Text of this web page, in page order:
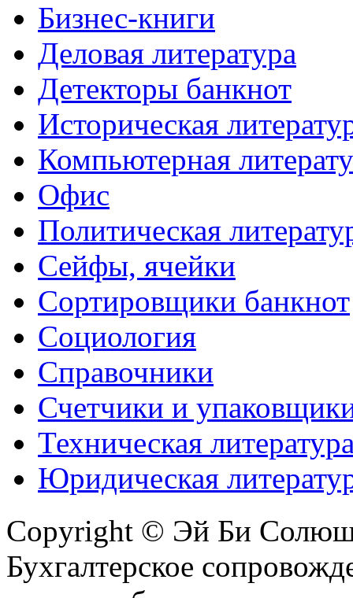
Бизнес-книги
Деловая литература
Детекторы банкнот
Историческая
Компьютерная
Офис
Политическая
Сейфы, ячейки
Сортировщики банкнот
Социология
Справочники
Счетчики и
Техническая
Юридическая
Copyright © Эй Би
Бухгалтерское